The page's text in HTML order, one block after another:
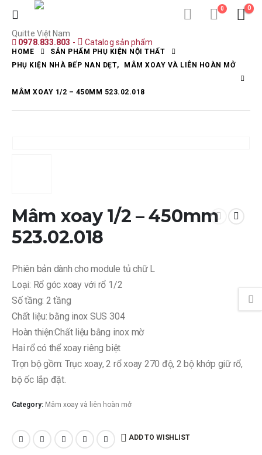
0 0
Quitte Việt Nam
0978.833.803 - Catalog sản phẩm
HOME
SẢN PHẨM PHỤ KIỆN NỘI THẤT
PHỤ KIỆN NHÀ BẾP NAN DẸT, MÂM XOAY VÀ LIÊN HOÀN MỞ
MÂM XOAY 1/2 – 450MM 523.02.018
Mâm xoay 1/2 – 450mm
523.02.018
Phiên bản dành cho module tủ chữ L
Loại: Rổ góc xoay với rổ 1/2
Số tầng: 2 tầng
Chất liệu: bằng inox SUS 304
Hoàn thiện:Chất liệu bằng inox mờ
Hai rổ có thể xoay riêng biệt
Trọn bộ gồm: Trục xoay, 2 rổ xoay 270 độ, 2 bộ khớp giữ rổ,
bộ ốc lắp đặt.
Category: Mâm xoay và liên hoàn mở
ADD TO WISHLIST